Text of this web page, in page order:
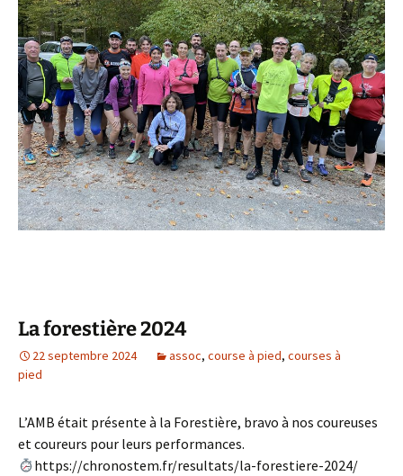
La forestière 2024
22 septembre 2024 assoc, course à pied, courses à
pied
L’AMB était présente à la Forestière, bravo à nos coureuses
et coureurs pour leurs performances.
https://chronostem.fr/resultats/la-forestiere-2024/